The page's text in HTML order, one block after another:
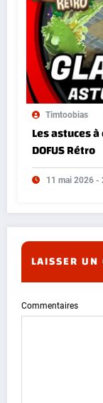
Timtoobias
Les astuces
DOFUS Rétro
11 mai 2026 -
LAISSER UN
Commentaires